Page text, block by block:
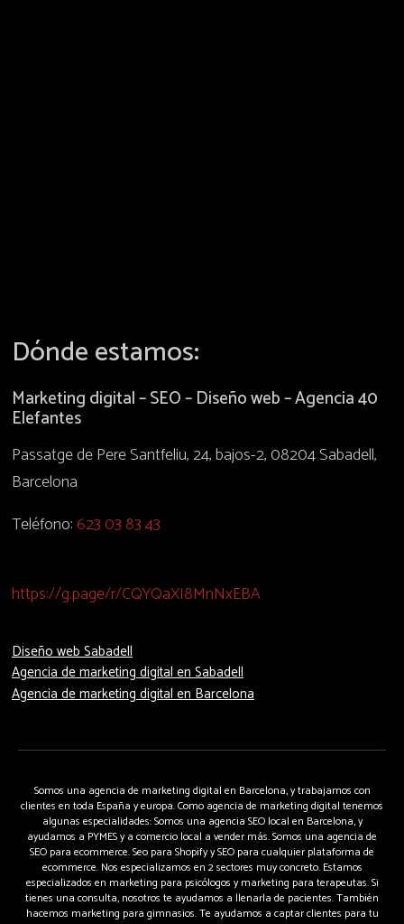
Dónde estamos:
Marketing digital – SEO – Diseño web – Agencia 40
Elefantes
Passatge de Pere Santfeliu, 24, bajos-2, 08204 Sabadell,
Barcelona
Teléfono: 623 03 83 43
https://g.page/r/CQYQaXI8MnNxEBA
Diseño web Sabadell
Agencia de marketing digital en Sabadell
Agencia de marketing digital en Barcelona
Somos una agencia de marketing digital en Barcelona, y trabajamos con
clientes en toda España y europa. Como agencia de marketing digital tenemos
algunas especialidades: Somos una agencia SEO local en Barcelona, y
ayudamos a PYMES y a comercio local a vender más. Somos una agencia de
SEO para ecommerce. Seo para Shopify y SEO para cualquier plataforma de
ecommerce. Nos especializamos en 2 sectores muy concreto. Estamos
especializados en marketing para psicólogos y marketing para terapeutas. Si
tienes una consulta, nosotros te ayudamos a llenarla de pacientes. También
hacemos marketing para gimnasios. Te ayudamos a captar clientes para tu